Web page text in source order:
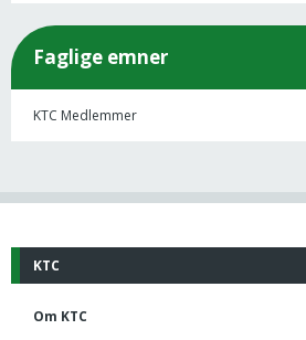
Faglige emner
KTC Medlemmer
KTC
Om KTC